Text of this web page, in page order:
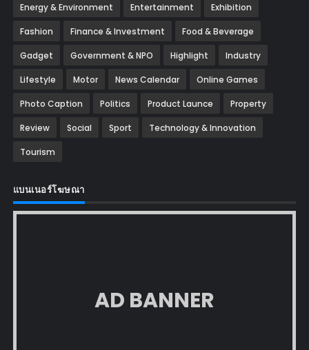
Energy & Environment Entertainment Exhibition
Fashion Finance & Investment Food & Beverage
Gadget Government & NPO Highlight Industry
Lifestyle Motor News Calendar Online Games
Photo Caption Politics Product Launce Property
Review Social Sport Technology & Innovation
Tourism
แบนเนอร์โฆษณา
AD BANNER